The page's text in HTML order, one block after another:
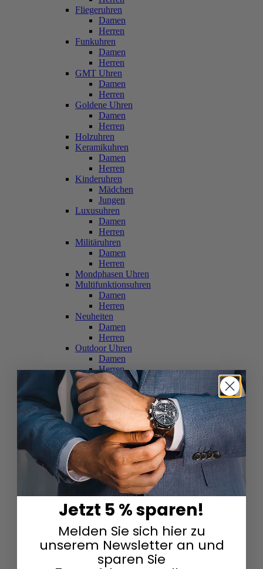
Fliegeruhren
Damen
Herren
Funkuhren
Damen
Herren
GMT Uhren
Damen
Herren
Goldene Uhren
Damen
Herren
Holzuhren
Keramikuhren
Damen
Herren
Kinderuhren
Mädchen
Jungen
Luxusuhren
Damen
Herren
Militäruhren
Damen
Herren
Mondphasen Uhren
Multifunktionsuhren
Damen
Herren
Neuheiten
Damen
Herren
Outdoor Uhren
Damen
Herren
Schweizer Uhren
Damen
Herren
Skelettuhren
Damen
Herren
Smartwatches
Damen
Herren
Solaruhren
Herren
Damen
Sportuhren
Damen
Herren
Swarovski & Edelsteine
Damen
Herren
Jetzt 5 % sparen!
Melden Sie sich hier zu
unserem Newsletter an und
sparen Sie